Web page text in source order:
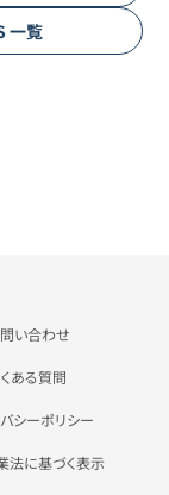
一覧
い合わせ
ある質問
シーポリシー
法に基づく表示